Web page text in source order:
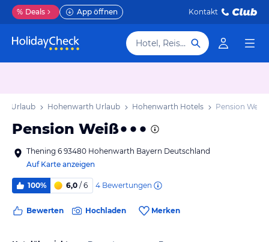
% Deals App öffnen Kontakt
Hotel, Reiseziel
Urlaub Hohenwarth Urlaub Hohenwarth Hotels Pension Weiß
Pension Weiß
Thening 6 93480 Hohenwarth Bayern Deutschland
Auf Karte anzeigen
100% 6,0 / 6 4 Bewertungen
Bewerten Hochladen Merken